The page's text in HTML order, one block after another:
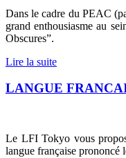
Dans le cadre du PEAC
grand enthousiasme au
Obscures”.
Lire la suite
LANGUE
Le LFI Tokyo vous
langue française prononcé